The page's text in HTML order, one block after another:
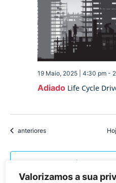
Valorizamos a sua
Adiado Life Cycle
19 Maio, 2025 | 4:30 pm-
Eventos
anteriores
Subscrever o